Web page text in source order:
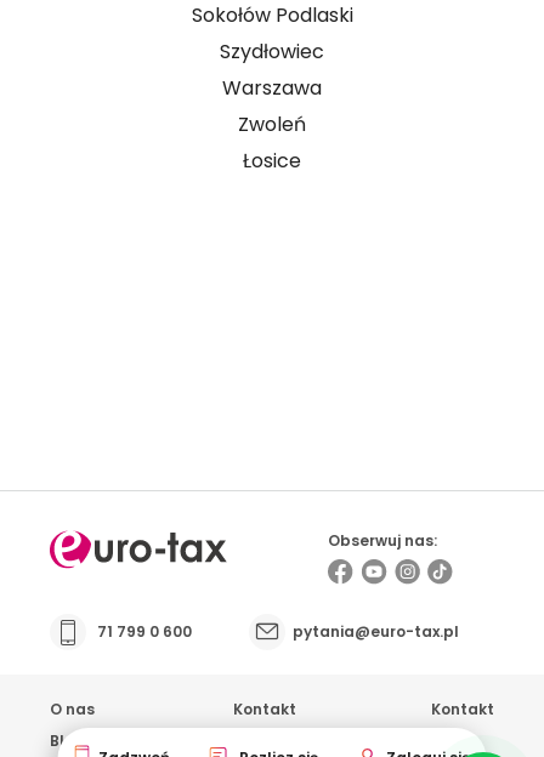
Sokołów Podlaski
Szydłowiec
Warszawa
Zwoleń
Łosice
71 799 0 600 pytania@euro-tax.pl
Obserwuj nas:
O nas
Blog
Kontakt
Kontakt